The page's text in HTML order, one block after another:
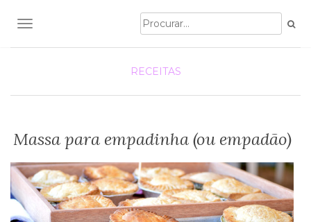
TOGGLE NAVIGATION
RECEITAS
Massa para empadinha (ou empadão)